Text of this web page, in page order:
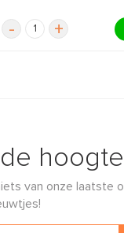
- +
van onze laatste